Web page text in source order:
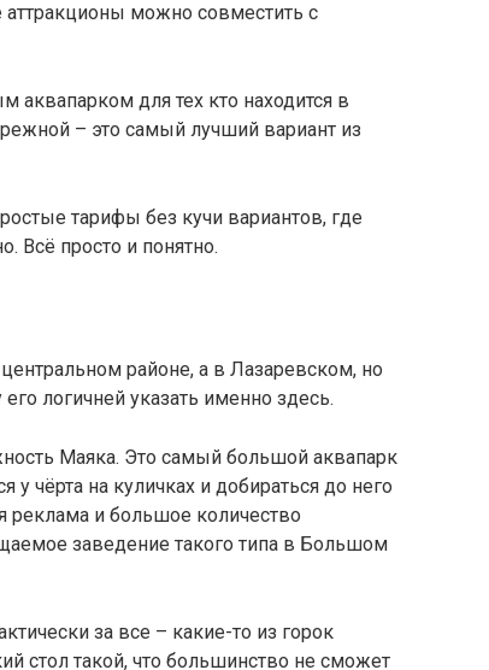
можно совместить с
для тех кто находится в
– это самый лучший вариант из
тарифы без кучи вариантов, где
Всё просто и понятно.
районе, а в Лазаревском, но
логичней указать именно здесь.
Маяка. Это самый большой аквапарк
у чёрта на куличках и добираться до него
реклама и большое количество
заведение такого типа в Большом
за все – какие-то из горок
стол такой, что большинство не сможет